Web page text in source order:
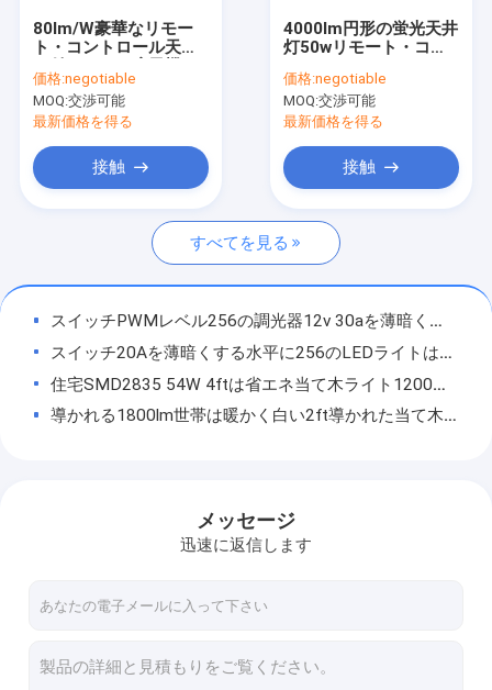
LEDのトウモロコシ穂軸 ライト
LEDの適用範囲が広い滑走路端燈
堅いLEDライト ストリップ
天井によって取付けられるLEDライト
LEDの照明モジュール
スイッチを薄暗くするLEDライト
LEDの紫外線球根
80lm/W豪華なリモー
ト・コントロール天井
イト42W*2 APP
Conrtol
価格:negotiable
MOQ:交渉可能
最新価格を得る
接触
4000lm円形の蛍光天井
灯50wリモート・コン
天井灯
価格:negotiable
MOQ:交渉可能
最新価格を得る
接触
すべてを見る
スイッチPWMレベル256の調光器12v 30aを薄暗くする360W LEDライト
スイッチ20Aを薄暗くする水平に256のLEDライトは単一色の調光器を導いた
住宅SMD2835 54W 4ftは省エネ当て木ライト1200mmを導いた
導かれる1800lm世帯は暖かく白い2ft導かれた当て木600mmをつける
6500K 900mmは線形世帯がライト アルミニウムPCカバーを導いた当て木3ftを導いた
EPISTAR 3600lmの世帯は3000Kが当て木40w 120cmを導いたライトを導いた
導かれるIP54世帯は48ワットの5ft導かれた当て木の暖かい白をつける
小型2A*3 Rf単一色の遠隔コントローラー リモート・コントロール20m
メッセージ
迅速に返信します